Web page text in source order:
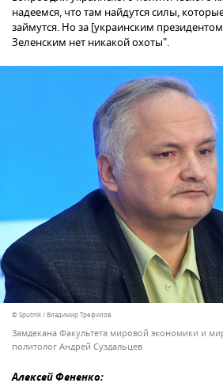
надеемся, что там найдутся силы,
займутся. Но за [украинским
Зеленским нет никакой охоты".
© Sputnik / Владимир Трефилов
Замдекана Факультета мировой экономики и
политолог Андрей Суздальцев
Алексей Фененко: